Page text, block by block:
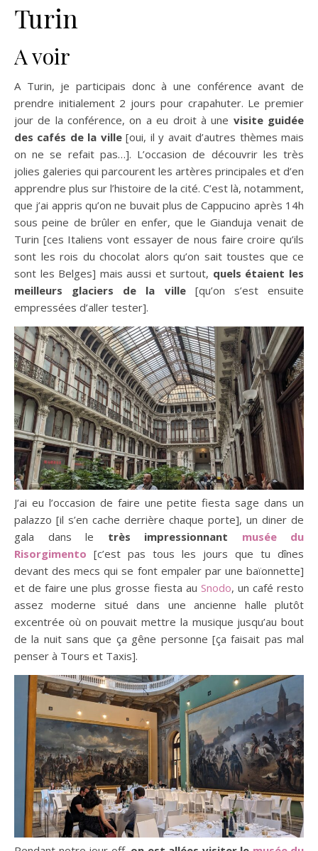
Turin
A voir
A Turin, je participais donc à une conférence avant de
prendre initialement 2 jours pour crapahuter. Le premier
jour de la conférence, on a eu droit à une visite guidée
des cafés de la ville[oui, il y avait d’autres thèmes mais
on ne se refait pas…]. L’occasion de découvrir les très
jolies galeries qui parcourent les artères principales et d’en
apprendre plus sur l’histoire de la cité. C’est là, notamment,
que j’ai appris qu’on ne buvait plus de Cappucino après 14h
sous peine de brûler en enfer, que le Gianduja venait de
Turin [ces Italiens vont essayer de nous faire croire qu’ils
sont les rois du chocolat alors qu’on sait toustes que ce
sont les Belges] mais aussi et surtout, quels étaient les
meilleurs glaciers de la ville[qu’on s’est ensuite
empressées d’aller tester].
J’ai eu l’occasion de faire une petite fiesta sage dans un
palazzo [il s’en cache derrière chaque porte], un diner de
gala dans le très impressionnant musée du
Risorgimento [c’est pas tous les jours que tu dînes
devant des mecs qui se font empaler par une baïonnette]
et de faire une plus grosse fiesta au Snodo, un café resto
assez moderne situé dans une ancienne halle plutôt
excentrée où on pouvait mettre la musique jusqu’au bout
de la nuit sans que ça gêne personne [ça faisait pas mal
penser à Tours et Taxis].